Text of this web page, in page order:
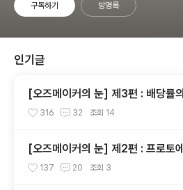
구독하기 방명록
인기글
[오즈메이커의 눈] 제3편 : 배당률
독해, 그리고 배당분석
316 32 조회 14
[오즈메이커의 눈] 제2편 : 프로토
이 몰리는 경기의 위험성
137 20 조회 3